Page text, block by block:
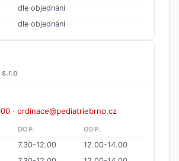
dle objednání
dle objednání
s.r.o
· ordinace@pediatriebrno.cz
DOP. ODP.
7.30-12.00
12.00-14.00